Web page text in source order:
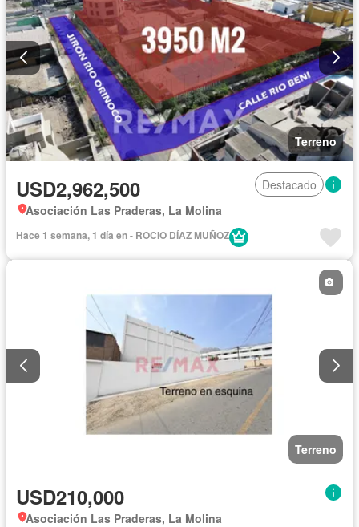
Terreno
USD2,962,500
Destacado
Asociación Las Praderas, La Molina
Hace 1 semana, 1 día en - ROCIO DÍAZ MUÑOZ
Terreno
USD210,000
Asociación Las Praderas, La Molina